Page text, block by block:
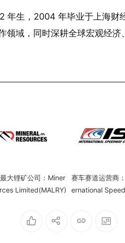
年生，2004 年毕业于上海财
领域，同时深耕全球宏观经济
大锂矿公司：Miner
Limited(MALRY)
赛车赛道运营商
ernational